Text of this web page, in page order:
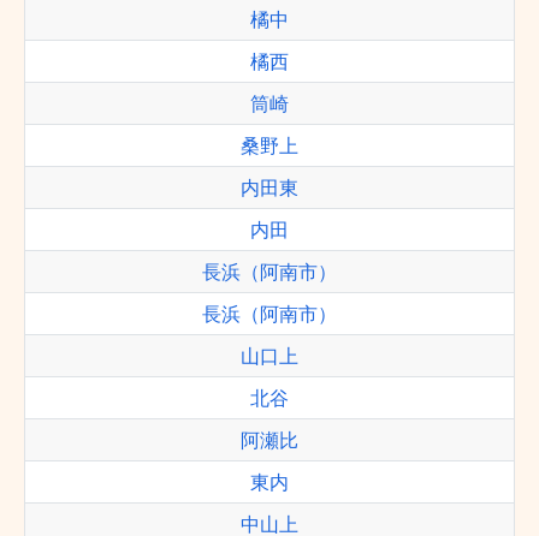
橘中
橘西
筒崎
桑野上
内田東
内田
長浜（阿南市）
長浜（阿南市）
山口上
北谷
阿瀬比
東内
中山上